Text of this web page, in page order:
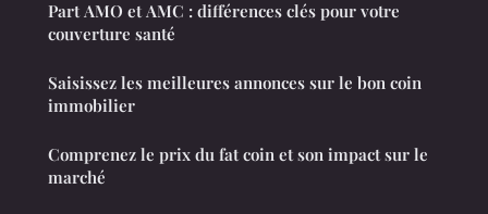
Part AMO et AMC : différences clés pour votre
couverture santé
Saisissez les meilleures annonces sur le bon coin
immobilier
Comprenez le prix du fat coin et son impact sur le
marché